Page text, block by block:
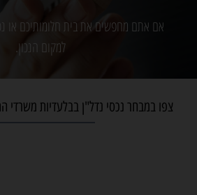
אם אתם מחפשים את בית חלומותיכם או
למקום הנכון.
צפו במבחר נכסי נדל"ן בבלעדיות משרדי